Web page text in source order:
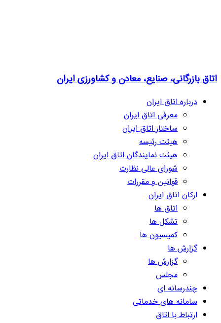
اتاق بازرگانی، صنایع، معادن و کشاورزی ایران
درباره اتاق ایران
معرفی اتاق ایران
ساختار اتاق ایران
هیئت رئیسه
هیئت نمایندگان اتاق ایران
شورای عالی نظارت
قوانین و مقررات
ارکان اتاق ایران
اتاق ها
تشکل ها
کمیسیون ها
گزارش ها
گزارش ها
مجلس
چندرسانه ای
سامانه های خدماتی
ارتباط با اتاق